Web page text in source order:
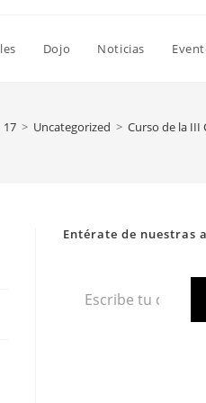
Dojo Noticias
17 > Uncategorized > Curso de la III
Entérate de nuestras